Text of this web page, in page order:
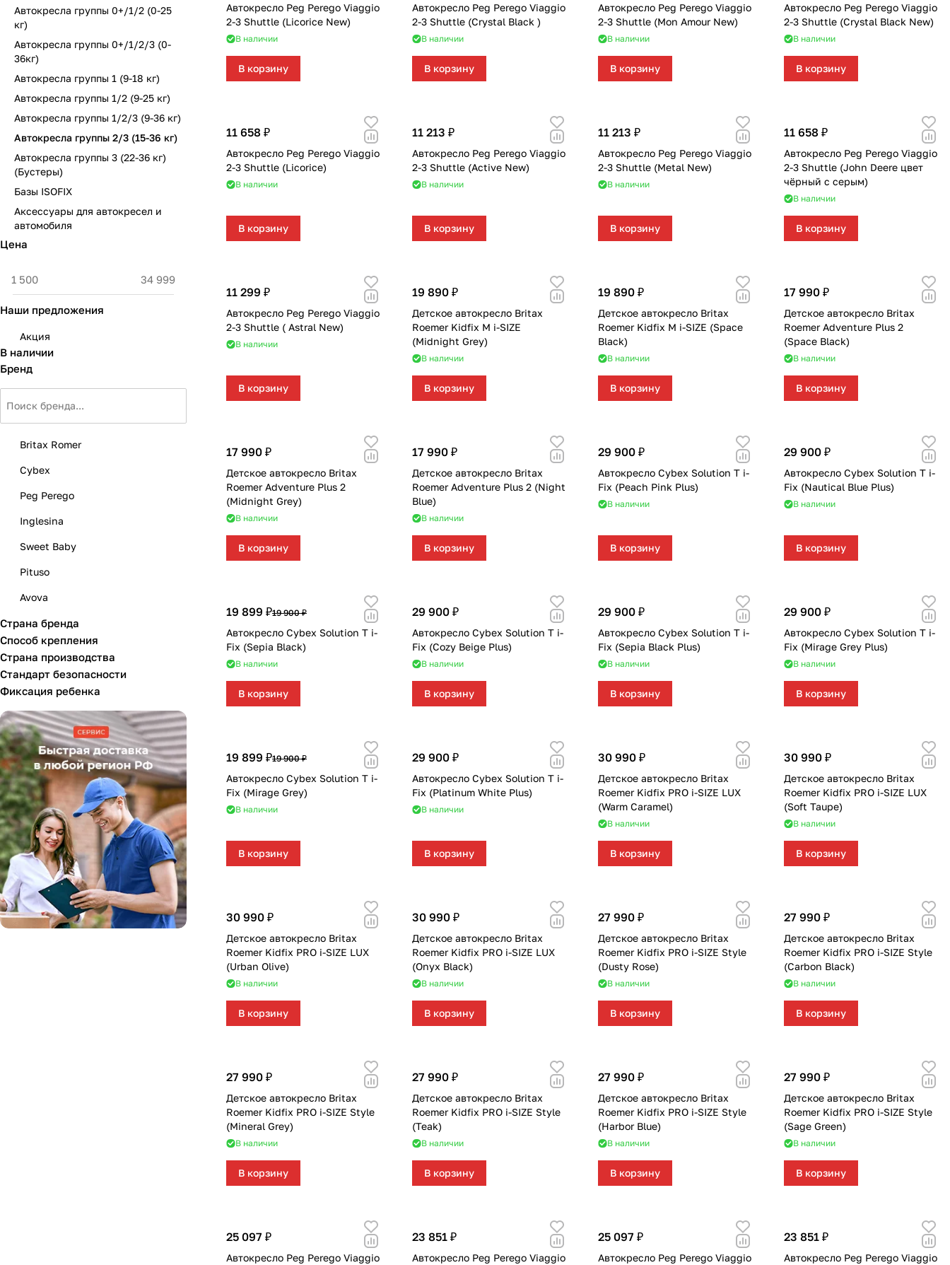
Автокресло Peg Perego Viaggio
2-3 Shuttle (Licorice New)
В наличии
В корзину
Автокресло Peg Perego Viaggio
2-3 Shuttle (Crystal Black )
В наличии
В корзину
Автокресло Peg Perego Viaggio
2-3 Shuttle (Mon Amour New)
В наличии
В корзину
Автокресло Peg Perego Viaggio
2-3 Shuttle (Crystal Black New)
В наличии
В корзину
11 658 ₽
Автокресло Peg Perego Viaggio
2-3 Shuttle (Licorice)
В наличии
В корзину
11 213 ₽
Автокресло Peg Perego Viaggio
2-3 Shuttle (Active New)
В наличии
В корзину
11 213 ₽
Автокресло Peg Perego Viaggio
2-3 Shuttle (Metal New)
В наличии
В корзину
11 658 ₽
Автокресло Peg Perego Viaggio
2-3 Shuttle (John Deere цвет
чёрный с серым)
В наличии
В корзину
11 299 ₽
Автокресло Peg Perego Viaggio
2-3 Shuttle ( Astral New)
В наличии
В корзину
19 890 ₽
Детское автокресло Britax
Roemer Kidfix M i-SIZE
(Midnight Grey)
В наличии
В корзину
19 890 ₽
Детское автокресло Britax
Roemer Kidfix M i-SIZE (Space
Black)
В наличии
В корзину
17 990 ₽
Детское автокресло Britax
Roemer Adventure Plus 2
(Space Black)
В наличии
В корзину
17 990 ₽
Детское автокресло Britax
Roemer Adventure Plus 2
(Midnight Grey)
В наличии
В корзину
17 990 ₽
Детское автокресло Britax
Roemer Adventure Plus 2 (Night
Blue)
В наличии
В корзину
29 900 ₽
Автокресло Cybex Solution T i-
Fix (Peach Pink Plus)
В наличии
В корзину
29 900 ₽
Автокресло Cybex Solution T i-
Fix (Nautical Blue Plus)
В наличии
В корзину
19 899 ₽19 900 ₽
Автокресло Cybex Solution T i-
Fix (Sepia Black)
В наличии
В корзину
29 900 ₽
Автокресло Cybex Solution T i-
Fix (Cozy Beige Plus)
В наличии
В корзину
29 900 ₽
Автокресло Cybex Solution T i-
Fix (Sepia Black Plus)
В наличии
В корзину
29 900 ₽
Автокресло Cybex Solution T i-
Fix (Mirage Grey Plus)
В наличии
В корзину
19 899 ₽19 900 ₽
Автокресло Cybex Solution T i-
Fix (Mirage Grey)
В наличии
В корзину
29 900 ₽
Автокресло Cybex Solution T i-
Fix (Platinum White Plus)
В наличии
В корзину
30 990 ₽
Детское автокресло Britax
Roemer Kidfix PRO i-SIZE LUX
(Warm Caramel)
В наличии
В корзину
30 990 ₽
Детское автокресло Britax
Roemer Kidfix PRO i-SIZE LUX
(Soft Taupe)
В наличии
В корзину
30 990 ₽
Детское автокресло Britax
Roemer Kidfix PRO i-SIZE LUX
(Urban Olive)
В наличии
В корзину
30 990 ₽
Детское автокресло Britax
Roemer Kidfix PRO i-SIZE LUX
(Onyx Black)
В наличии
В корзину
27 990 ₽
Детское автокресло Britax
Roemer Kidfix PRO i-SIZE Style
(Dusty Rose)
В наличии
В корзину
27 990 ₽
Детское автокресло Britax
Roemer Kidfix PRO i-SIZE Style
(Carbon Black)
В наличии
В корзину
27 990 ₽
Детское автокресло Britax
Roemer Kidfix PRO i-SIZE Style
(Mineral Grey)
В наличии
В корзину
27 990 ₽
Детское автокресло Britax
Roemer Kidfix PRO i-SIZE Style
(Teak)
В наличии
В корзину
27 990 ₽
Детское автокресло Britax
Roemer Kidfix PRO i-SIZE Style
(Harbor Blue)
В наличии
В корзину
27 990 ₽
Детское автокресло Britax
Roemer Kidfix PRO i-SIZE Style
(Sage Green)
В наличии
В корзину
25 097 ₽
Автокресло Peg Perego Viaggio
23 851 ₽
Автокресло Peg Perego Viaggio
25 097 ₽
Автокресло Peg Perego Viaggio
23 851 ₽
Автокресло Peg Perego Viaggio
Автокресла группы 0+/1/2 (0-25
кг)
Автокресла группы 0+/1/2/3 (0-
36кг)
Автокресла группы 1 (9-18 кг)
Автокресла группы 1/2 (9-25 кг)
Автокресла группы 1/2/3 (9-36 кг)
Автокресла группы 2/3 (15-36 кг)
Автокресла группы 3 (22-36 кг)
(Бустеры)
Базы ISOFIX
Аксессуары для автокресел и
автомобиля
Цена
Наши предложения
Акция
В наличии
Бренд
Britax Romer
Cybex
Peg Perego
Inglesina
Sweet Baby
Pituso
Avova
BeCool
Casual
Chicco
Cosatto
Indigo
Maxi-Cosi
Nania
Osann
Rant
Welldon
Cozy N Safe
KIDZI
Soonsung
Страна бренда
Способ крепления
Страна производства
Стандарт безопасности
Фиксация ребенка
Комплектующие для колясок 622
Автокресла группы 2/3 (15-36 кг) 168
Автокресла группы 3 (22-36 кг) (Бустеры)
Базы ISOFIX
Аксессуары для автокресел и автомобиля 174
Комоды и тумбы 562
Пеленальные столики и доски
Коконы и позиционеры
Матрасы и наматрасники 139
Постельные принадлежности 1084
Аксессуары для мебели
Ковры и напольный текстиль
103
Манежи
Шезлонги и электрокачели
Увлажнители воздуха
Самокаты 351
Скейтборды
Транспорт для зимы
Электромобили 319
Ходунки 102
Конструкторы и пазлы 51
Куклы и аксессуары
Мобили
Музыкальные игрушки 35
Мягкие игрушки 269
Сюжетные игры и симуляторы
Погремушки, пищалки
143
Спортивные комплексы и инвентарь
Творчество
Хранение игрушек
38
Поильники и чашки 116
Горшки и накладки на унитаз 133
Аспираторы
Косметика и средства гигиены
Ножницы, расчески, предметы ухода 48
Подгузники 33
Прорезыватели
Термометры, весы
Сумки для мамы 46